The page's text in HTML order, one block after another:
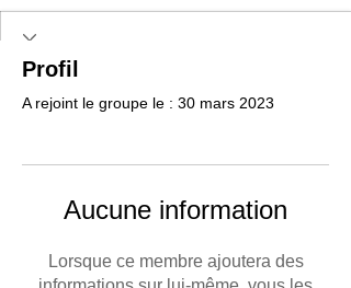
Profil
A rejoint le groupe le : 30 mars 2023
Aucune information
Lorsque ce membre ajoutera des